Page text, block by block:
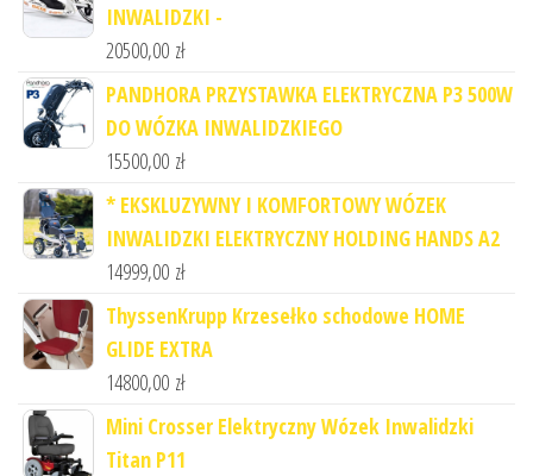
INWALIDZKI -
20500,00 zł
PANDHORA PRZYSTAWKA ELEKTRYCZNA P3 500W
DO WÓZKA INWALIDZKIEGO
15500,00 zł
* EKSKLUZYWNY I KOMFORTOWY WÓZEK
INWALIDZKI ELEKTRYCZNY HOLDING HANDS A2
14999,00 zł
ThyssenKrupp Krzesełko schodowe HOME
GLIDE EXTRA
14800,00 zł
Mini Crosser Elektryczny Wózek Inwalidzki
Titan P11